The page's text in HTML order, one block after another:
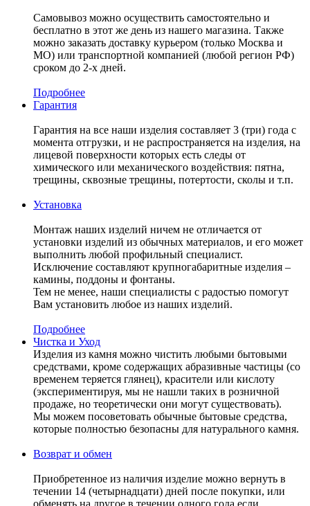
Самовывоз можно осуществить самостоятельно и
бесплатно в этот же день из нашего магазина. Также
можно заказать доставку курьером (только Москва и
МО) или транспортной компанией (любой регион РФ)
сроком до 2-х дней.
Подробнее
Гарантия
Гарантия на все наши изделия составляет 3 (три) года с
момента отгрузки, и не распространяется на изделия, на
лицевой поверхности которых есть следы от
химического или механического воздействия: пятна,
трещины, сквозные трещины, потертости, сколы и т.п.
Установка
Монтаж наших изделий ничем не отличается от
установки изделий из обычных материалов, и его может
выполнить любой профильный специалист.
Исключение составляют крупногабаритные изделия –
камины, поддоны и фонтаны.
Тем не менее, наши специалисты с радостью помогут
Вам установить любое из наших изделий.
Подробнее
Чистка и Уход
Изделия из камня можно чистить любыми бытовыми
средствами, кроме содержащих абразивные частицы (со
временем теряется глянец), красители или кислоту
(экспериментируя, мы не нашли таких в розничной
продаже, но теоретически они могут существовать).
Мы можем посоветовать обычные бытовые средства,
которые полностью безопасны для натурального камня.
Возврат и обмен
Приобретенное из наличия изделие можно вернуть в
течении 14 (четырнадцати) дней после покупки, или